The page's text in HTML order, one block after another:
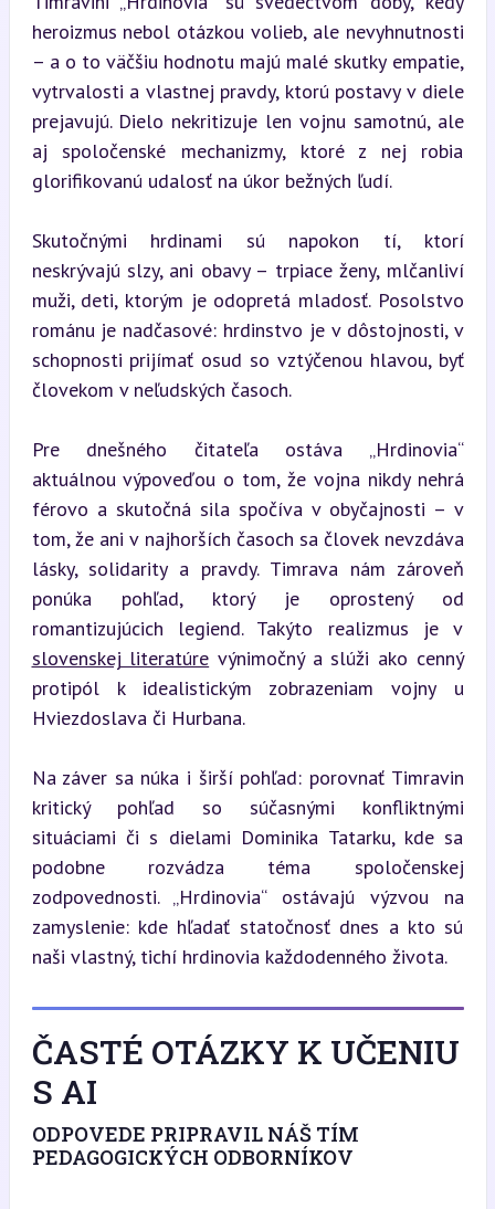
heroizmus nebol otázkou volieb, ale nevyhnutnosti
– a o to väčšiu hodnotu majú malé skutky empatie,
vytrvalosti a vlastnej pravdy, ktorú postavy v diele
prejavujú. Dielo nekritizuje len vojnu samotnú, ale
aj spoločenské mechanizmy, ktoré z nej robia
glorifikovanú udalosť na úkor bežných ľudí.
Skutočnými hrdinami sú napokon tí, ktorí
neskrývajú slzy, ani obavy – trpiace ženy, mlčanliví
muži, deti, ktorým je odopretá mladosť. Posolstvo
románu je nadčasové: hrdinstvo je v dôstojnosti, v
schopnosti prijímať osud so vztýčenou hlavou, byť
človekom v neľudských časoch.
Pre dnešného čitateľa ostáva „Hrdinovia“
aktuálnou výpoveďou o tom, že vojna nikdy nehrá
férovo a skutočná sila spočíva v obyčajnosti – v
tom, že ani v najhorších časoch sa človek nevzdáva
lásky, solidarity a pravdy. Timrava nám zároveň
ponúka pohľad, ktorý je oprostený od
slovenskej literatúre výnimočný a slúži ako cenný
protipól k idealistickým zobrazeniam vojny u
Hviezdoslava či Hurbana.
Na záver sa núka i širší pohľad: porovnať Timravin
kritický pohľad so súčasnými konfliktnými
situáciami či s dielami Dominika Tatarku, kde sa
podobne rozvádza téma spoločenskej
zodpovednosti. „Hrdinovia“ ostávajú výzvou na
zamyslenie: kde hľadať statočnosť dnes a kto sú
naši vlastný, tichí hrdinovia každodenného života.
ČASTÉ OTÁZKY K UČENIU
S AI
ODPOVEDE PRIPRAVIL NÁŠ TÍM
PEDAGOGICKÝCH ODBORNÍKOV